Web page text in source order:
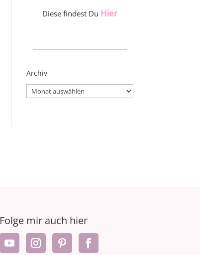
Diese findest Du Hier
Archiv
Archiv
Folge mir auch hier